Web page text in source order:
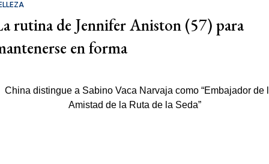
rutina de Jennifer Aniston (57) para
en forma